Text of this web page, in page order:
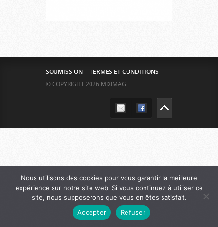
SOUMISSION
TERMES ET CONDITIONS
© COPYRIGHT 2026 MIXIMAGE
Nous utilisons des cookies pour vous garantir la meilleure
expérience sur notre site web. Si vous continuez à utiliser ce
site, nous supposerons que vous en êtes satisfait.
Accepter
Refuser